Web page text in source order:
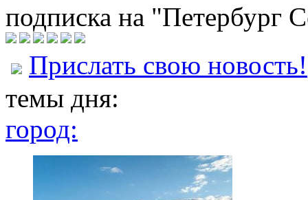
подписка на "Петербург
Прислать свою новость!
темы дня:
город: